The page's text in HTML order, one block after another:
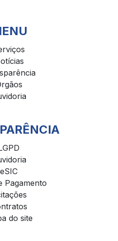
eSIC
Pagamento
do site